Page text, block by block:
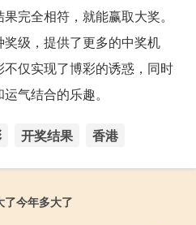
完全相符，就能赢取大奖。
级，提供了更多的中奖机
仅实现了博彩的诱惑，同时
气结合的乐趣。
开奖结果 香港
了今年多大了